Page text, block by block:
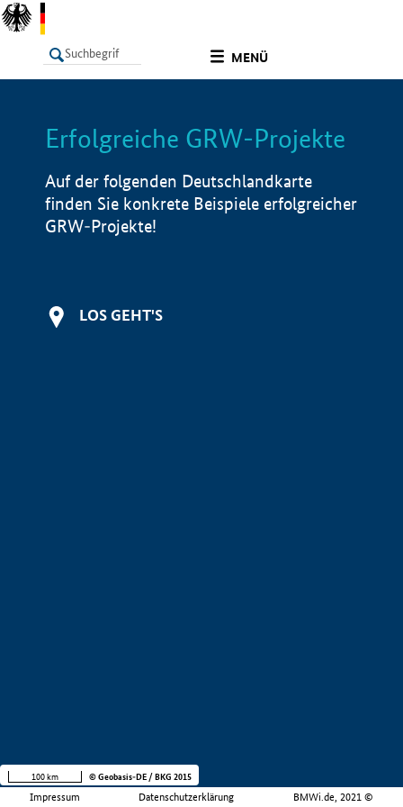
MENÜ
LISTE Info
Erfolgreiche GRW-Projekte
Auf der folgenden Deutschlandkarte
finden Sie konkrete Beispiele erfolgreicher
GRW-Projekte!
LOS GEHT'S
Impressum Datenschutzerklärung BMWi.de, 2021 ©
100 km © Geobasis-DE / BKG 2015